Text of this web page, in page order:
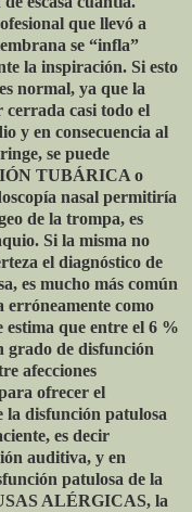
que llevó a
se “infla”
la inspiración. Si esto
normal, ya que la
cerrada casi todo el
y en consecuencia al
se puede
TUBÁRICA o
nasal permitiría
de la trompa, es
Si la misma no
el diagnóstico de
es mucho más común
erróneamente como
que entre el 6 %
grado de disfunción
afecciones
ofrecer el
la disfunción patulosa
es decir
auditiva, y en
patulosa de la
ALÉRGICAS, la